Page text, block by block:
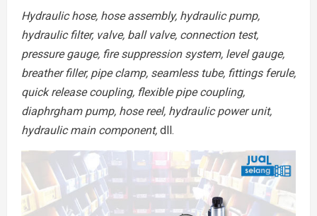
Hydraulic hose, hose assembly, hydraulic pump,
hydraulic filter, valve, ball valve, connection test,
pressure gauge, fire suppression system, level gauge,
breather filler, pipe clamp, seamless tube, fittings ferule,
quick release coupling, flexible pipe coupling,
diaphrgham pump, hose reel, hydraulic power unit,
hydraulic main component, dll.